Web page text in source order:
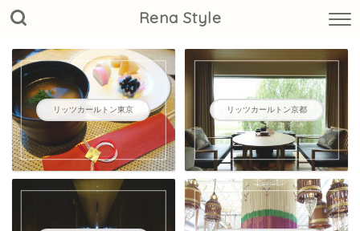
Rena Style
リッツカールトン東京 リッツカールトン京都